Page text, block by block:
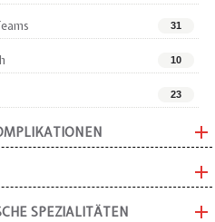
31
10
23
SPEZIALITÄTEN